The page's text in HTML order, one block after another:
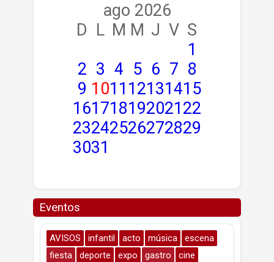
ago 2026
D
L M M J V S
1
2 3 4 5 6 7 8
9 1011 12131415
161718192021 22
23242526272829
3031
Eventos
AVISOS infantil acto música
escena
fiesta
deporte expo gastro
cine